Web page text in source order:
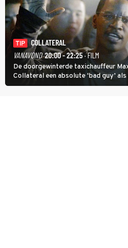
TIP
COLLATERAL
VANAVOND 20:00 - 22:25· FILM
De doorgewinterde taxichauffeur
Collateral een absolute ‘bad guy’
Cruise) heeft hem nodig om hem de